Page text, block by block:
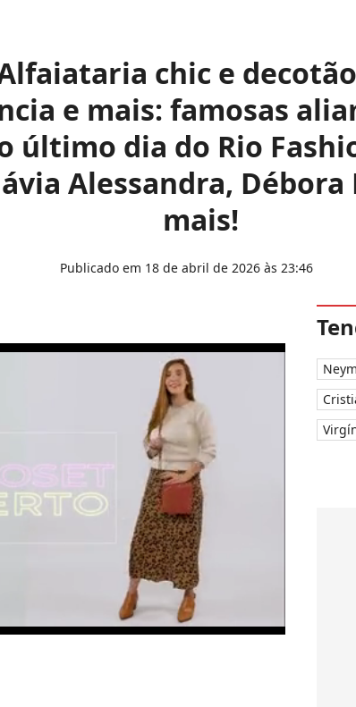
chic e
e mais: famosas
último dia do Rio
Alessandra,
mais!
Publicado em 18 de abril de 2026 às 23:46